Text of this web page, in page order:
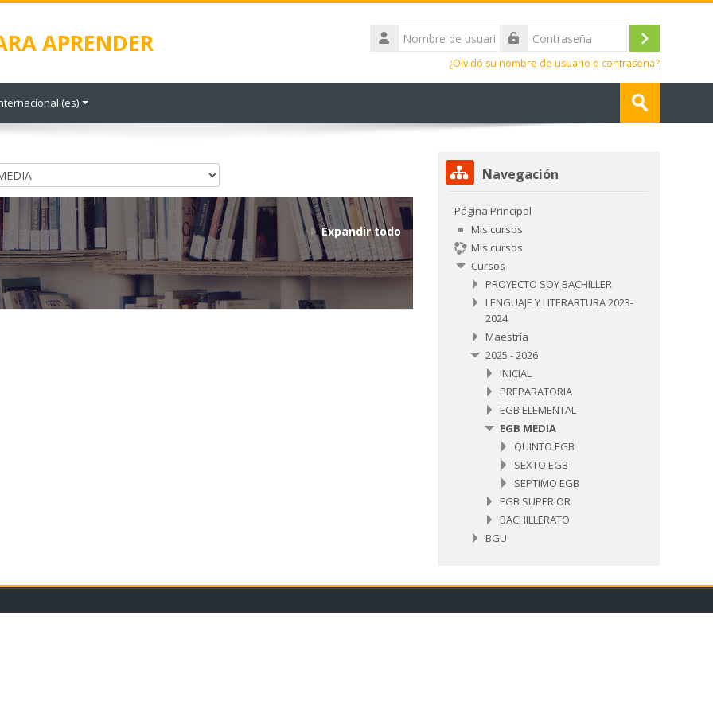
APRENDER
Nombre
de
Acceder
¿Olvidó su nombre de usuario o contraseña?
‎(es)‎ Enviar
Expandir todo
Salta Navegación
Navegación
Página Principal
Mis cursos
Mis cursos
Cursos
PROYECTO SOY BACHILLER
LENGUAJE Y LITERARTURA 2023-
2024
Maestría
2025 - 2026
INICIAL
PREPARATORIA
EGB ELEMENTAL
EGB MEDIA
QUINTO EGB
SEXTO EGB
SEPTIMO EGB
EGB SUPERIOR
BACHILLERATO
BGU